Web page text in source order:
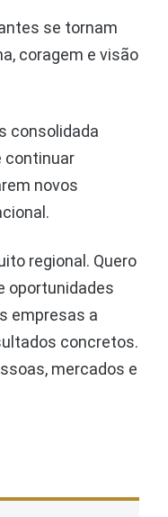
se tornam
coragem e visão
consolidada
continuar
novos
regional. Quero
oportunidades
empresas a
concretos.
mercados e